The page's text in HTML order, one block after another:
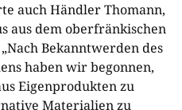
auch Händler Thomann,
aus dem oberfränkischen
Bekanntwerden des
haben wir begonnen,
Eigenprodukten zu
Materialien zu